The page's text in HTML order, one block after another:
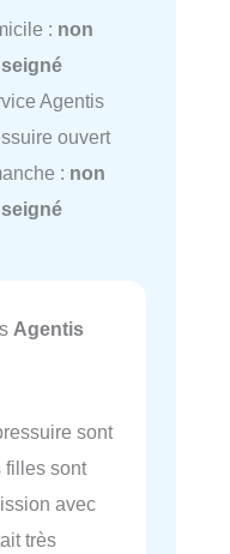
: non
Agentis
ouvert
: non
Agentis
sont
filles sont
avec
très